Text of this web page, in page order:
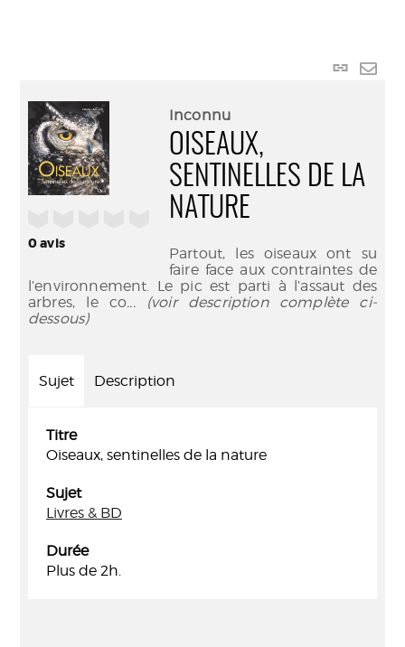
Lien
0avis
Inconnu
OISEAUX,
SENTINELLES DE LA
NATURE
Partout, les oiseaux ont su
faire face aux contraintes de
l’environnement. Le pic est parti à l’assaut des
arbres, le co... (voir description complète ci-
dessous)
Sujet Description
Titre
Oiseaux, sentinelles de la nature
Sujet
Livres & BD
Durée
Plus de 2h.